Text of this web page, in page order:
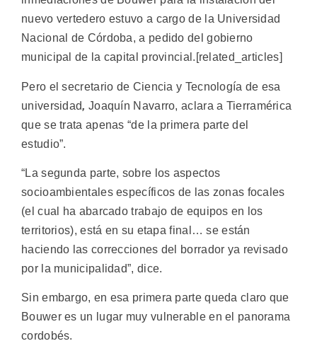
nuevo vertedero estuvo a cargo de la Universidad
Nacional de Córdoba, a pedido del gobierno
municipal de la capital provincial.[related_articles]
Pero el secretario de Ciencia y Tecnología de esa
universidad, Joaquín Navarro, aclara a Tierramérica
que se trata apenas “de la primera parte del
estudio”.
“La segunda parte, sobre los aspectos
socioambientales específicos de las zonas focales
(el cual ha abarcado trabajo de equipos en los
territorios), está en su etapa final… se están
haciendo las correcciones del borrador ya revisado
por la municipalidad”, dice.
Sin embargo, en esa primera parte queda claro que
Bouwer es un lugar muy vulnerable en el panorama
cordobés.